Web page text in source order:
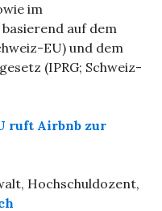
im
auf dem
EU) und dem
(IPRG; Schweiz-
ruft Airbnb zur
Hochschuldozent,